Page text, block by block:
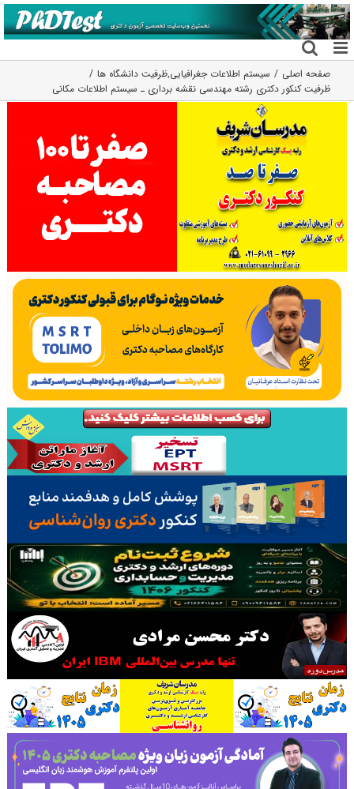
رفتن
به
محتوا
صفحه اصلی سیستم اطلاعات جغرافیایی,ظرفیت دانشگاه ها
ظرفیت کنکور دکتری رشته مهندسی نقشه برداری ـ ﺳﻴﺴﺘﻢ اﻃﻼﻋﺎت مکانی